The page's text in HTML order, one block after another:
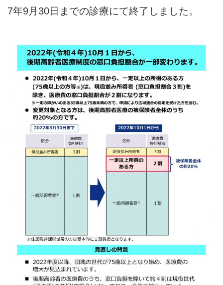
7年9月30日までの診療にて終了しました。